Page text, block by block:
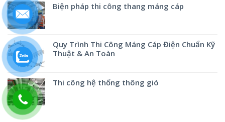
Biện pháp thi công thang máng cáp
Quy Trình Thi Công Máng Cáp Điện Chuẩn Kỹ
Thuật & An Toàn
Thi công hệ thống thông gió